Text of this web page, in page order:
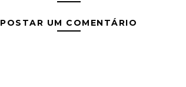
POSTAR UM COMENTÁRIO